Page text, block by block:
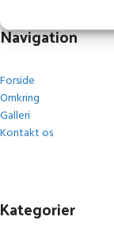
Navigation
Forside
Omkring
Galleri
Kontakt os
Kategorier